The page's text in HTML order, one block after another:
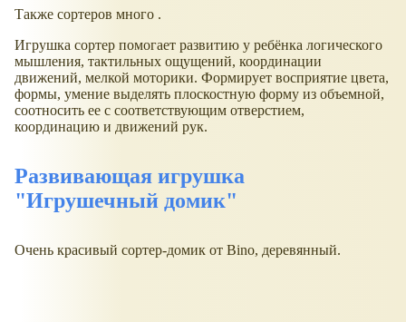
Также сортеров много .
Игрушка сортер помогает развитию у ребёнка логического
мышления, тактильных ощущений, координации
движений, мелкой моторики. Формирует восприятие цвета,
формы, умение выделять плоскостную форму из объемной,
соотносить ее с соответствующим отверстием,
координацию и движений рук.
Развивающая игрушка
"Игрушечный домик"
Очень красивый сортер-домик от Bino, деревянный.